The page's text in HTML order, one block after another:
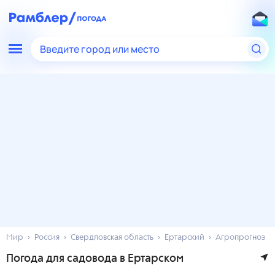
Введите город или место
Мир Россия Свердловская область Ертарский Агропрогноз
Погода для садовода в Ертарском